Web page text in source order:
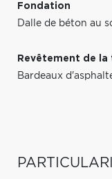
Fondation
Dalle de béton au
Revêtement de
Bardeaux